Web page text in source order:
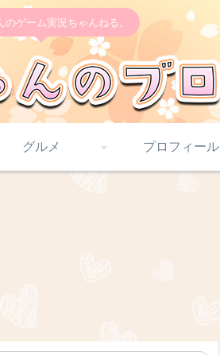
のゲーム実況ちゃんねる。
グルメ プロフィール